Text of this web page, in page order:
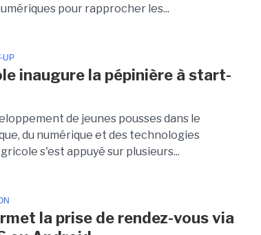
pour rapprocher les...
UP
inaugure la pépinière à start-
de jeunes pousses dans le
du numérique et des technologies
s'est appuyé sur plusieurs...
la prise de rendez-vous via